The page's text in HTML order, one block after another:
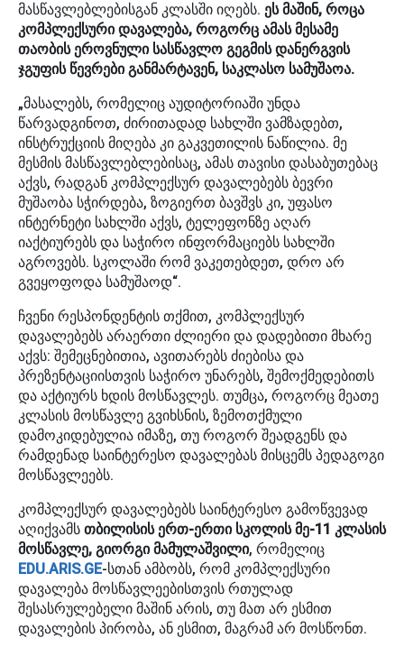
მასწავლებლებისგან კლასში იღებს. ეს მაშინ, როცა
კომპლექსური დავალება, როგორც ამას მესამე
თაობის ეროვნული სასწავლო გეგმის დანერგვის
ჯგუფის წევრები განმარტავენ, საკლასო სამუშაოა.
„მასალებს, რომელიც აუდიტორიაში უნდა
წარვადგინოთ, ძირითადად სახლში ვამზადებთ,
ინსტრუქციის მიღება კი გაკვეთილის ნაწილია. მე
მესმის მასწავლებლებისაც, ამას თავისი დასაბუთებაც
აქვს, რადგან კომპლექსურ დავალებებს ბევრი
მუშაობა სჭირდება, ზოგიერთ ბავშვს კი, უფასო
ინტერნეტი სახლში აქვს, ტელეფონზე აღარ
იაქტიურებს და საჭირო ინფორმაციებს სახლში
აგროვებს. სკოლაში რომ ვაკეთებდეთ, დრო არ
გვეყოფოდა სამუშაოდ“.
ჩვენი რესპონდენტის თქმით, კომპლექსურ
დავალებებს არაერთი ძლიერი და დადებითი მხარე
აქვს: შემეცნებითია, ავითარებს ძიებისა და
პრეზენტაციისთვის საჭირო უნარებს, შემოქმედებითს
და აქტიურს ხდის მოსწავლეს. თუმცა, როგორც მეათე
კლასის მოსწავლე გვიხსნის, ზემოთქმული
დამოკიდებულია იმაზე, თუ როგორ შეადგენს და
რამდენად საინტერესო დავალებას მისცემს პედაგოგი
მოსწავლეებს.
კომპლექსურ დავალებებს საინტერესო გამოწვევად
აღიქვამს თბილისის ერთ-ერთი სკოლის მე-11 კლასის
მოსწავლე, გიორგი მამულაშვილი, რომელიც
EDU.ARIS.GE-სთან ამბობს, რომ კომპლექსური
დავალება მოსწავლეებისთვის რთულად
შესასრულებელი მაშინ არის, თუ მათ არ ესმით
დავალების პირობა, ან ესმით, მაგრამ არ მოსწონთ.